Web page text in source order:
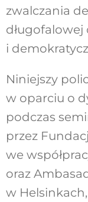
zwalczania
długofalowej
i
Niniejszy
w oparciu o
podczas
przez
we
oraz
w